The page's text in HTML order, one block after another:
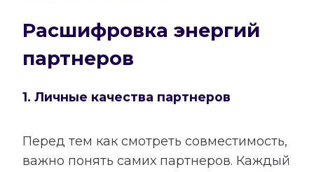
Расшифровка энергий
партнеров
1. Личные качества партнеров
Перед тем как смотреть совместимость,
важно понять самих партнеров. Каждый